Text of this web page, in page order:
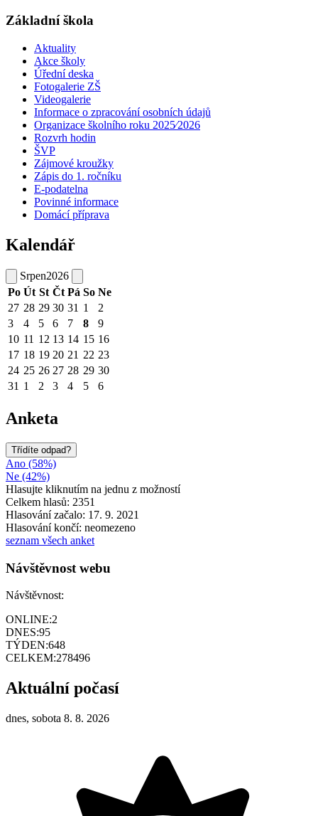
Základní škola
Aktuality
Akce školy
Úřední deska
Fotogalerie ZŠ
Videogalerie
Informace o zpracování osobních údajů
Organizace školního roku 2025⁄2026
Rozvrh hodin
ŠVP
Zájmové kroužky
Zápis do 1. ročníku
E-podatelna
Povinné informace
Domácí příprava
Kalendář
Srpen2026
Po Út St Čt Pá So Ne
27 28 29 30 31 1
2
3
4 5 6 7 8
9
10 11 12 13 14 15 16
17 18 19 20 21 22 23
24 25 26 27 28 29 30
31 1 2 3 4 5 6
Anketa
Třídíte odpad?
Ano (58%)
Ne (42%)
Hlasujte kliknutím na jednu z možností
Celkem hlasů: 2351
Hlasování začalo: 17. 9. 2021
Hlasování končí: neomezeno
seznam všech anket
Návštěvnost webu
Návštěvnost:
ONLINE:2
DNES:95
TÝDEN:648
CELKEM:278496
Aktuální počasí
dnes, sobota 8. 8. 2026